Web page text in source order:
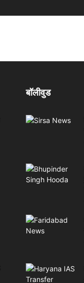
बॉलीवुड